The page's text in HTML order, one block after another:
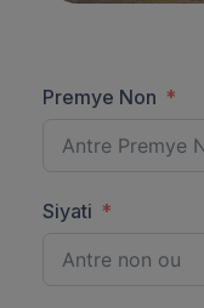
Premye Non
Siyati